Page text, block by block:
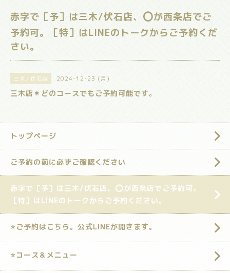
赤字で［予］は三木/伏石店、⭕️が西条店でご
予約可。［特］はLINEのトークからご予約くだ
さい。
三木／伏石店 2024-12-23 (月)
三木店＊どのコースでもご予約可能です。
トップページ
ご予約の前に必ずご確認ください
赤字で［予］は三木/伏石店、⭕️が西条店でご予約可。
［特］はLINEのトークからご予約ください。
⭐️ご予約はこちら。公式LINEが開きます。
⭐️コース＆メニュー